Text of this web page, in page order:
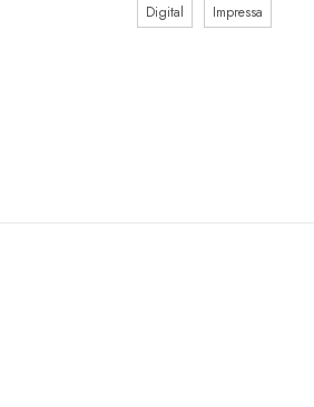
Digital Impressa